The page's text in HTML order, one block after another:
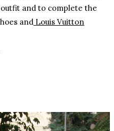
and to complete the
and Louis Vuitton